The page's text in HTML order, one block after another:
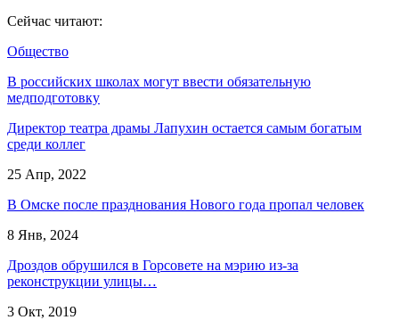
Сейчас читают:
Общество
В российских школах могут ввести обязательную
медподготовку
Директор театра драмы Лапухин остается самым богатым
среди коллег
25 Апр, 2022
В Омске после празднования Нового года пропал человек
8 Янв, 2024
Дроздов обрушился в Горсовете на мэрию из-за
реконструкции улицы…
3 Окт, 2019